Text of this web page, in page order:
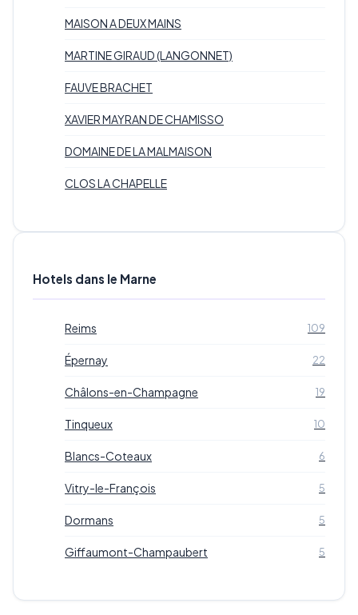
MAISON A DEUX MAINS
MARTINE GIRAUD (LANGONNET)
FAUVE BRACHET
XAVIER MAYRAN DE CHAMISSO
DOMAINE DE LA MALMAISON
CLOS LA CHAPELLE
Hotels dans le Marne
Reims 109
Épernay 22
Châlons-en-Champagne 19
Tinqueux 10
Blancs-Coteaux 6
Vitry-le-François 5
Dormans 5
Giffaumont-Champaubert 5